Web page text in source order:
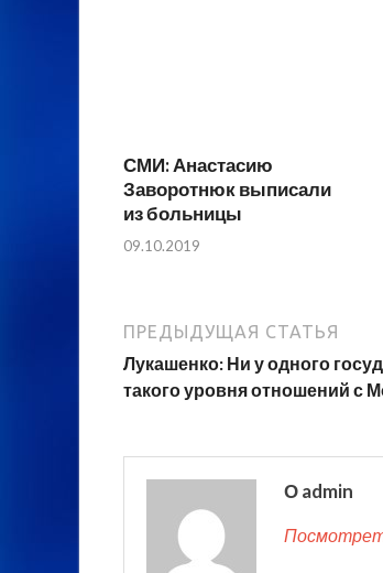
СМИ: Анастасию
Заворотнюк выписали
из больницы
09.10.2019
ПРЕДЫДУЩАЯ СТАТЬЯ
Лукашенко: Ни у одного
такого уровня отношений с
О admin